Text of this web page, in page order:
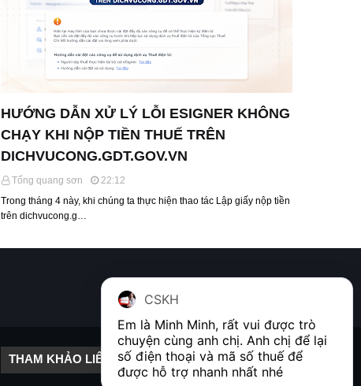
HƯỚNG DẪN XỬ LÝ LỖI ESIGNER KHÔNG
CHẠY KHI NỘP TIỀN THUẾ TRÊN
DICHVUCONG.GDT.GOV.VN
Tống quang sơn
22:12
Trong tháng 4 này, khi chúng ta thực hiện thao tác Lập giấy nộp tiền
trên dichvucong.g…
THAM KHẢO LIÊN KẾT
CSKH
Em là Minh Minh, rất vui được trò
chuyện cùng anh chị. Anh chị để lại
số điện thoại và mã số thuế để
được hỗ trợ nhanh nhất nhé